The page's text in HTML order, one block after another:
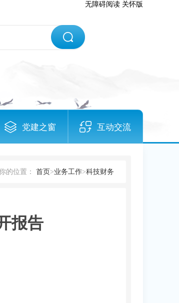
无障碍阅读 关怀版
党建之窗 互动交流
的位置： 首页>业务工作>科技财务
报告